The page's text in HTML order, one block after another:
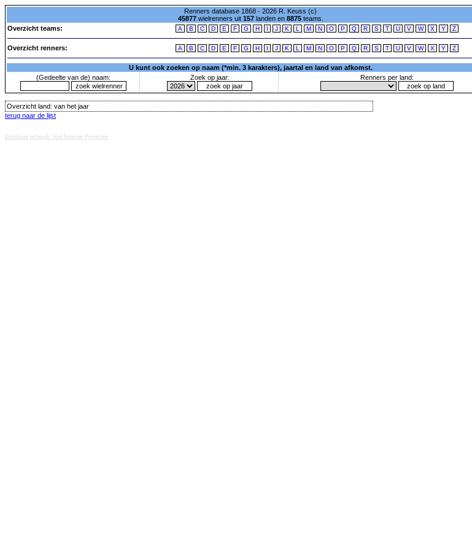
Renners database 1868 - 2026 R. Keuss (c)
45877wielrenners uit 157landen en 8875teams.
Overzicht teams:
A B C D E F G H I J K L M N O P Q R S T U V W X Y Z
Overzicht renners: A B C D E F G H I J K L M N O P Q R S T U V W X Y Z
U kunt ook zoeken op naam (*min. 3 karakters), jaartal en land van afkomst.
(Gedeelte van de) naam:
Zoek op jaar: Renners per land:
Overzicht land: van het jaar
terug naar de lijst
Database techniek: Sini Internet Projecten